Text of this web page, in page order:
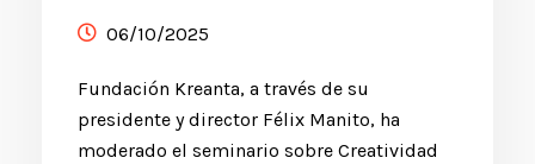
06/10/2025
Fundación Kreanta, a través de su
presidente y director Félix Manito, ha
moderado el seminario sobre Creatividad